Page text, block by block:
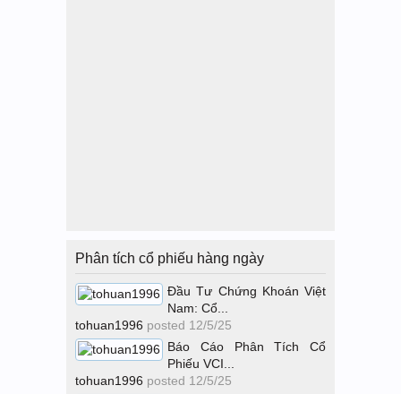
Phân tích cổ phiếu hàng ngày
Đầu Tư Chứng Khoán Việt
Nam: Cổ...
tohuan1996 posted 12/5/25
Báo Cáo Phân Tích Cổ
Phiếu VCI...
tohuan1996 posted 12/5/25